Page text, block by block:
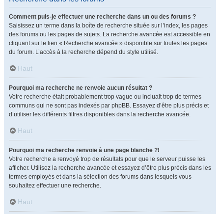
Comment puis-je effectuer une recherche dans un ou des forums ?
Saisissez un terme dans la boîte de recherche située sur l’index, les pages
des forums ou les pages de sujets. La recherche avancée est accessible en
cliquant sur le lien « Recherche avancée » disponible sur toutes les pages
du forum. L’accès à la recherche dépend du style utilisé.
Haut
Pourquoi ma recherche ne renvoie aucun résultat ?
Votre recherche était probablement trop vague ou incluait trop de termes
communs qui ne sont pas indexés par phpBB. Essayez d’être plus précis et
d’utiliser les différents filtres disponibles dans la recherche avancée.
Haut
Pourquoi ma recherche renvoie à une page blanche ?!
Votre recherche a renvoyé trop de résultats pour que le serveur puisse les
afficher. Utilisez la recherche avancée et essayez d’être plus précis dans les
termes employés et dans la sélection des forums dans lesquels vous
souhaitez effectuer une recherche.
Haut